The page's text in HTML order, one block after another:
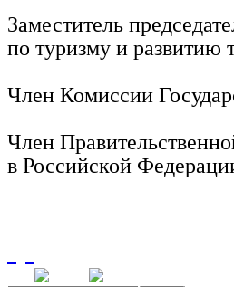
Заместитель
по туризму и развитию
Член Комиссии
Член
в Российской